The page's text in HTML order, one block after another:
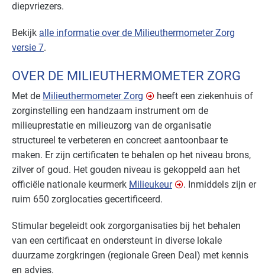
diepvriezers.
Bekijk alle informatie over de Milieuthermometer Zorg
versie 7.
OVER DE MILIEUTHERMOMETER ZORG
Met de Milieuthermometer Zorg
heeft een ziekenhuis of
zorginstelling een handzaam instrument om de
milieuprestatie en milieuzorg van de organisatie
structureel te verbeteren en concreet aantoonbaar te
maken. Er zijn certificaten te behalen op het niveau brons,
zilver of goud. Het gouden niveau is gekoppeld aan het
officiële nationale keurmerk Milieukeur
. Inmiddels zijn er
ruim 650 zorglocaties gecertificeerd.
Stimular begeleidt ook zorgorganisaties bij het behalen
van een certificaat en ondersteunt in diverse lokale
duurzame zorgkringen (regionale Green Deal) met kennis
en advies.